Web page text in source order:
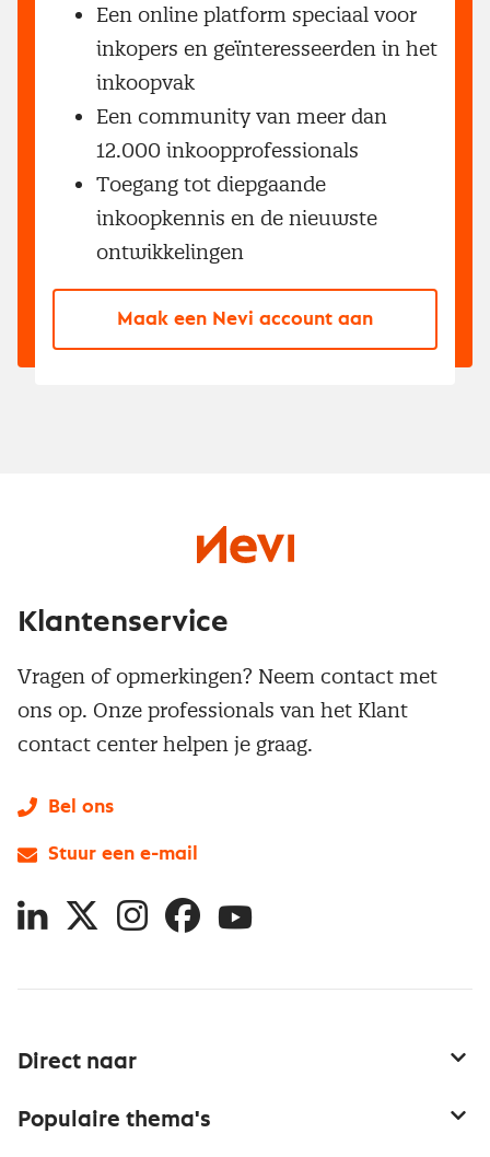
Een online platform speciaal voor
inkopers en geïnteresseerden in het
inkoopvak
Een community van meer dan
12.000 inkoopprofessionals
Toegang tot diepgaande
inkoopkennis en de nieuwste
ontwikkelingen
Maak een Nevi account aan
Direct naar
Populaire thema's
Klantenservice
Vragen of opmerkingen? Neem contact met
ons op. Onze professionals van het Klant
contact center helpen je graag.
Bel ons
Stuur een e-mail
LinkedIn
X InstagramFacebookYouTube